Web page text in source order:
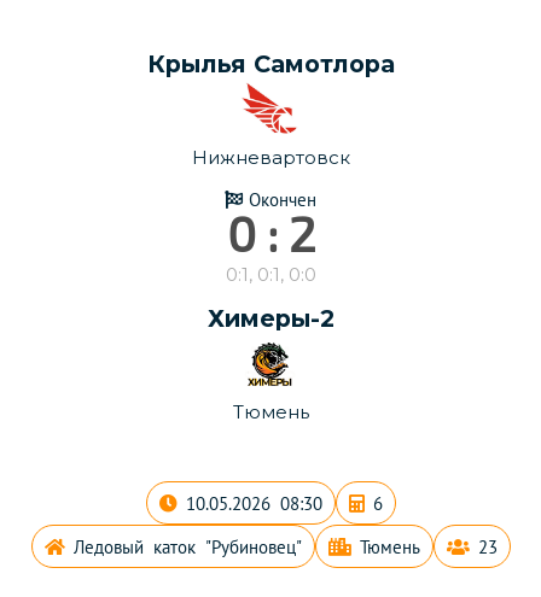
10.05.2026 08:30 6
Ледовый каток "Рубиновец" Тюмень 23
Крылья Самотлора
Нижневартовск
Окончен
0 : 2
0:1, 0:1, 0:0
Химеры-2
Тюмень